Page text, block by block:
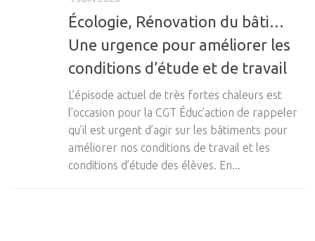
Écologie, Rénovation du bâti…
Une urgence pour améliorer les
conditions d’étude et de travail
L’épisode actuel de très fortes chaleurs est
l’occasion pour la CGT Éduc’action de rappeler
qu’il est urgent d’agir sur les bâtiments pour
améliorer nos conditions de travail et les
conditions d’étude des élèves. En...